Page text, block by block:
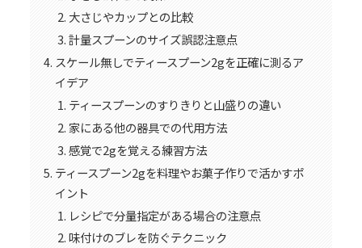
大さじやカップとの比較
計量スプーンのサイズ誤認注意点
スケール無しでティースプーン2gを正確に測るア
イデア
ティースプーンのすりきりと山盛りの違い
家にある他の器具での代用方法
感覚で2gを覚える練習方法
ティースプーン2gを料理やお菓子作りで活かすポ
イント
レシピで分量指定がある場合の注意点
味付けのブレを防ぐテクニック